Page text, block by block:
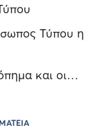
Τύπου η
και οι…